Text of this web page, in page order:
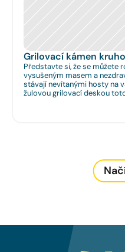
Grilovací kámen
Představte si, že se můžete
vysušeným masem a
stávají nevítanými hosty na
žulovou grilovací deskou